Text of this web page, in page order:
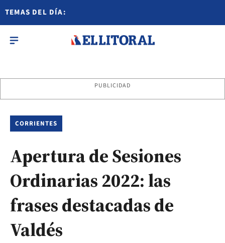
TEMAS DEL DÍA:
PUBLICIDAD
CORRIENTES
Apertura de Sesiones
Ordinarias 2022: las
frases destacadas de
Valdés